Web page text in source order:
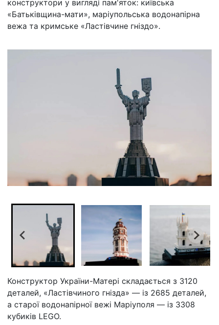
конструктори у вигляді пам'яток: київська
«Батьківщина-мати», маріупольська водонапірна
вежа та кримське «Ластівчине гніздо».
Конструктор України-Матері складається з 3120
деталей, «Ластівчиного гнізда» — із 2685 деталей,
а старої водонапірної вежі Маріуполя — із 3308
кубиків LEGO.